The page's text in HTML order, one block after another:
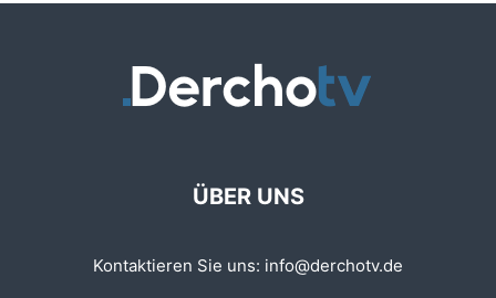
ÜBER UNS
Kontaktieren Sie uns: info@derchotv.de